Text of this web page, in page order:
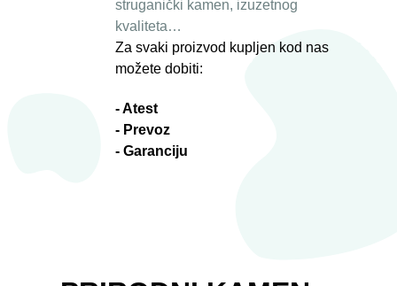
struganički kamen, izuzetnog
kvaliteta…
Za svaki proizvod kupljen kod nas
možete dobiti:
- Atest
- Prevoz
- Garanciju